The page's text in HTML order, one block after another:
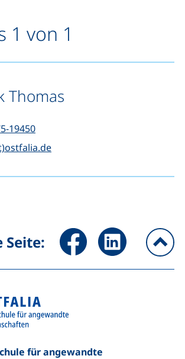
1 von 1
Thomas
19450(startet einen Telefonanruf,
(öffnet Ihr E-Mail-Programm)
Seite: Seite über Facebook teilen
Seite über
für angewandte